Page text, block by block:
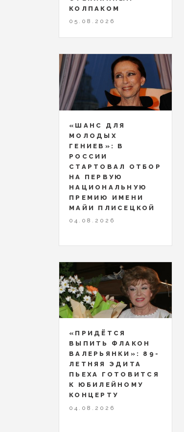
КОЛПАКОМ
05.08.2026
«ШАНС ДЛЯ
МОЛОДЫХ
ГЕНИЕВ»: В
РОССИИ
СТАРТОВАЛ ОТБОР
НА ПЕРВУЮ
НАЦИОНАЛЬНУЮ
ПРЕМИЮ ИМЕНИ
МАЙИ ПЛИСЕЦКОЙ
04.08.2026
«ПРИДЁТСЯ
ВЫПИТЬ ФЛАКОН
ВАЛЕРЬЯНКИ»: 89-
ЛЕТНЯЯ ЭДИТА
ПЬЕХА ГОТОВИТСЯ
К ЮБИЛЕЙНОМУ
КОНЦЕРТУ
04.08.2026